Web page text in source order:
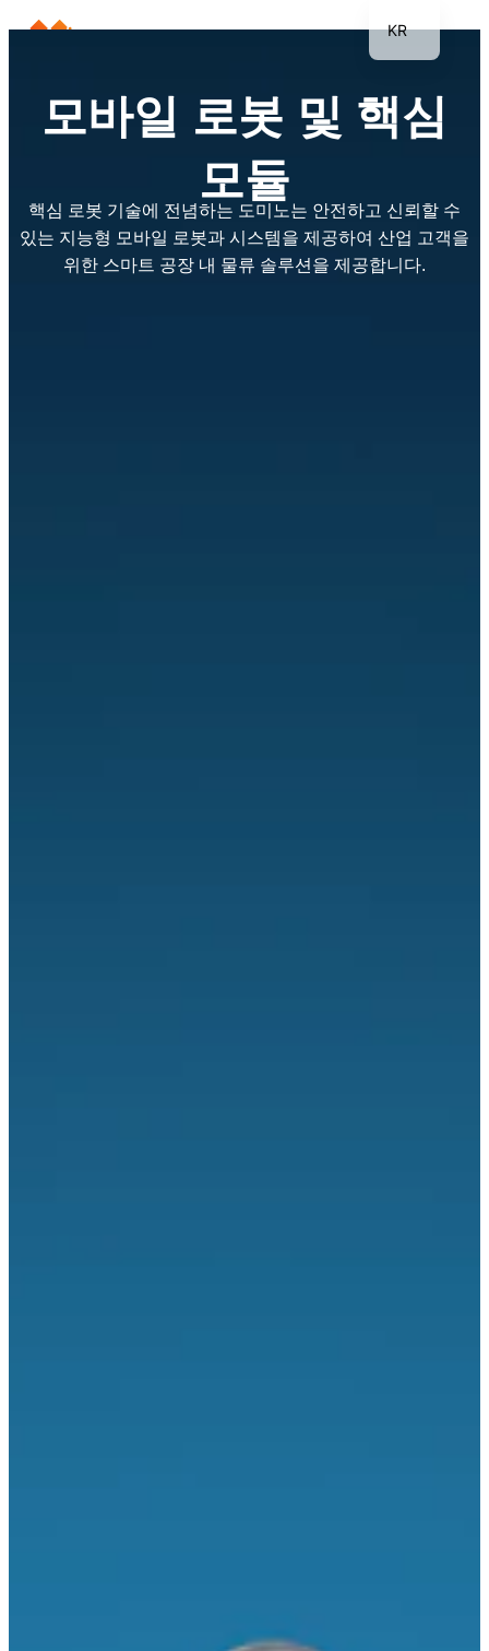
모바일 로봇 및 핵심
모듈
핵심 로봇 기술에 전념하는 도미노는 안전하고 신뢰할 수
있는 지능형 모바일 로봇과 시스템을 제공하여 산업 고객을
위한 스마트 공장 내 물류 솔루션을 제공합니다.
KR
EN
JP
DE
TH
ES